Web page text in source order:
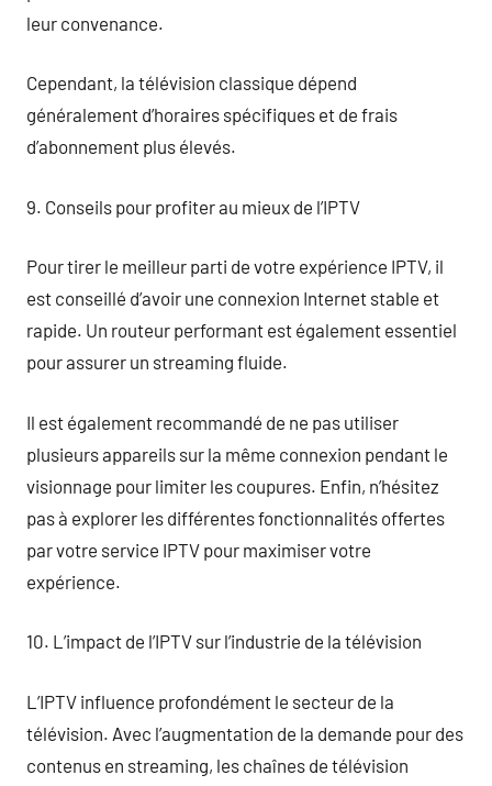
leur convenance.
Cependant, la télévision classique dépend
généralement d’horaires spécifiques et de frais
d’abonnement plus élevés.
9. Conseils pour profiter au mieux de l’IPTV
Pour tirer le meilleur parti de votre expérience IPTV, il
est conseillé d’avoir une connexion Internet stable et
rapide. Un routeur performant est également essentiel
pour assurer un streaming fluide.
Il est également recommandé de ne pas utiliser
plusieurs appareils sur la même connexion pendant le
visionnage pour limiter les coupures. Enfin, n’hésitez
pas à explorer les différentes fonctionnalités offertes
par votre service IPTV pour maximiser votre
expérience.
10. L’impact de l’IPTV sur l’industrie de la télévision
L’IPTV influence profondément le secteur de la
télévision. Avec l’augmentation de la demande pour des
contenus en streaming, les chaînes de télévision